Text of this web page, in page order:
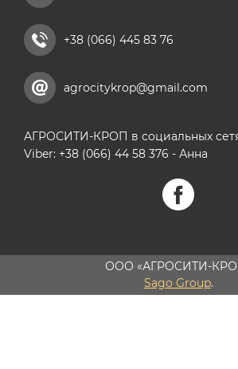
+38 (066) 445 83 76
agrocitykrop@gmail.com
АГРОСИТИ-КРОП в социальных
Viber: +38 (066) 44 58 376 - Анна
ООО «АГРОСИТИ-
Sago Group.